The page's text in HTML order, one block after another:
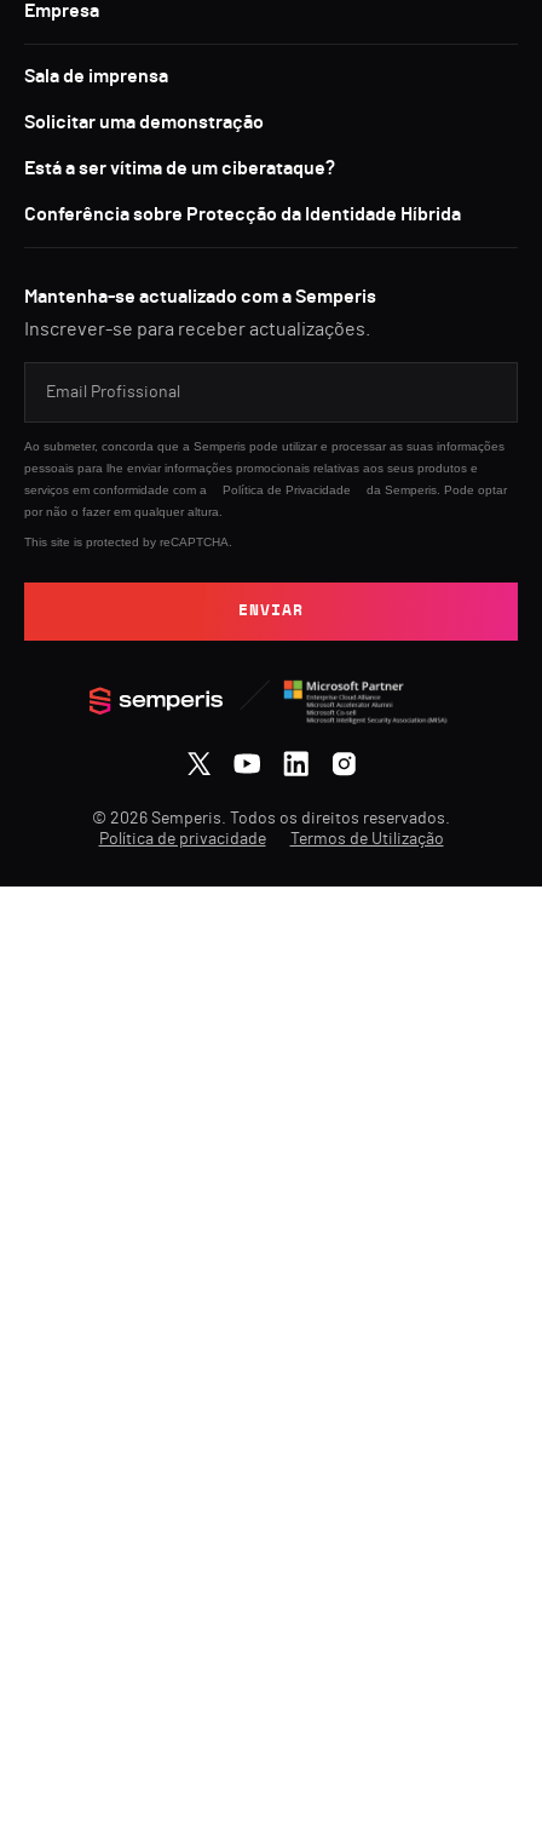
Empresa
Sala de imprensa
Solicitar uma demonstração
Está a ser vítima de um ciberataque?
Conferência sobre Protecção da Identidade Híbrida
Mantenha-se actualizado com a Semperis
Inscrever-se para receber actualizações.
Ao submeter, concorda que a Semperis pode utilizar e processar as suas informações
pessoais para lhe enviar informações promocionais relativas aos seus produtos e
serviços em conformidade com a
Política de Privacidade
da Semperis. Pode optar
por não o fazer em qualquer altura.
This site is protected by reCAPTCHA.
ENVIAR
© 2026 Semperis. Todos os direitos reservados.
Política de privacidade
Termos de Utilização